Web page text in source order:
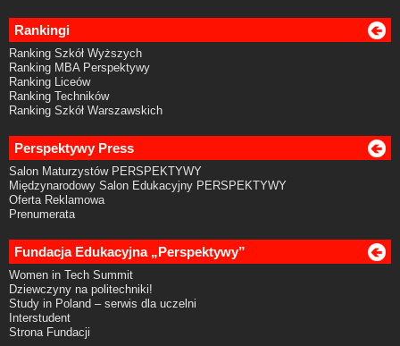
Rankingi
Ranking Szkół Wyższych
Ranking MBA Perspektywy
Ranking Liceów
Ranking Techników
Ranking Szkół Warszawskich
Perspektywy Press
Salon Maturzystów PERSPEKTYWY
Międzynarodowy Salon Edukacyjny PERSPEKTYWY
Oferta Reklamowa
Prenumerata
Fundacja Edukacyjna „Perspektywy”
Women in Tech Summit
Dziewczyny na politechniki!
Study in Poland – serwis dla uczelni
Interstudent
Strona Fundacji